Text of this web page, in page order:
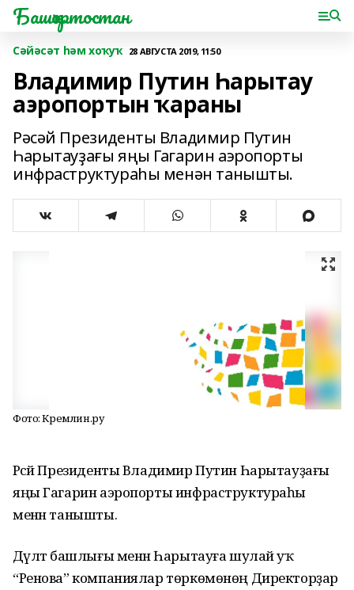
Башҡортостан
Сәйәсәт һәм хоҡуҡ 28 АВГУСТА 2019, 11:50
Владимир Путин Һарытау
аэропортын ҡараны
Рәсәй Президенты Владимир Путин
Һарытауҙағы яңы Гагарин аэропорты
инфраструктураһы менән танышты.
Фото: Кремлин.ру
Рәсәй Президенты Владимир Путин Һарытауҙағы
яңы Гагарин аэропорты инфраструктураһы
менән танышты.
Дәүләт башлығы менән Һарытауға шулай уҡ
“Ренова” компаниялар төркөмөнөң Директорҙар